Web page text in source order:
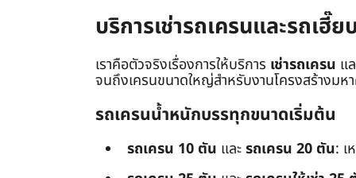
บริการเช่ารถเครนและรถเ
เราคือตัวจริงเรื่องการให้บริการ เช่ารถเครน แ
จนถึงเครนขนาดใหญ่สำหรับงานโครงสร้างมห
รถเครนน้ำหนักบรรทุกขนาดเริ่มต้น
รถเครน 10 ตัน และรถเครน 20 ตัน: เ